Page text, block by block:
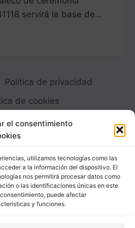
el consentimiento
utilizamos tecnologías como las
a la información del dispositivo. El
nos permitirá procesar datos como
o las identificaciones únicas en este
puede afectar
y funciones.
servirá la base de…
Política de privacidad
de cookies
Provença, 183
(Espana)